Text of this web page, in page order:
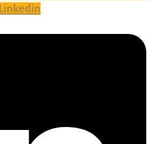
Linkedin